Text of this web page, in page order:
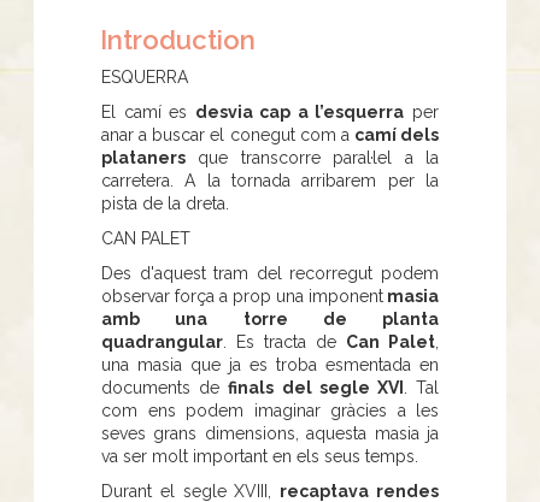
Introduction
ESQUERRA
El camí es desvia cap a l’esquerra per
anar a buscar el conegut com a camí dels
plataners que transcorre paral·lel a la
carretera. A la tornada arribarem per la
pista de la dreta.
CAN PALET
Des d'aquest tram del recorregut podem
observar força a prop una imponent masia
amb una torre de planta
quadrangular . Es tracta de Can Palet
una masia que ja es troba esmentada en
documents definals del segle XVI
. Tal
com ens podem imaginar gràcies a les
seves grans dimensions, aquesta masia ja
va ser molt important en els seus temps.
Durant el segle XVIII, recaptava rendes